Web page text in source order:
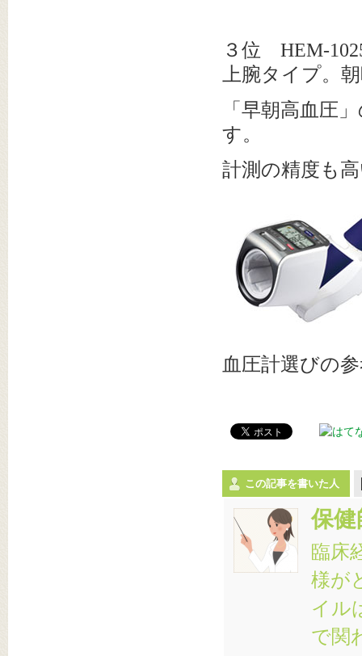
３位 HEM-
上腕タイプ。
「早朝高血圧
す。
計測の精度も
血圧計選びの
この記事を書いた人
保健
臨床
様が
イル
で関